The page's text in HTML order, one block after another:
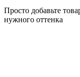
Просто добавьте
нужного оттенка